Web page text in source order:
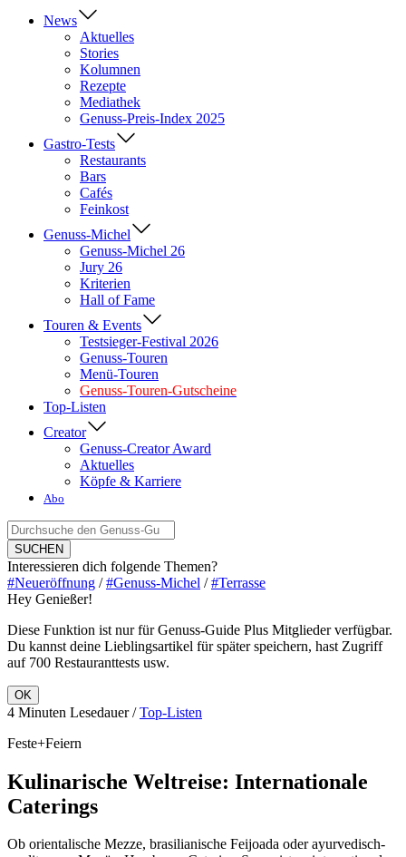
News
Aktuelles
Stories
Kolumnen
Rezepte
Mediathek
Genuss-Preis-Index 2025
Gastro-Tests
Restaurants
Bars
Cafés
Feinkost
Genuss-Michel
Genuss-Michel 26
Jury 26
Kriterien
Hall of Fame
Touren & Events
Testsieger-Festival 2026
Genuss-Touren
Menü-Touren
Genuss-Touren-Gutscheine
Top-Listen
Creator
Genuss-Creator Award
Aktuelles
Köpfe & Karriere
Abo
Suche
nach:
SUCHEN
Interessieren dich folgende Themen?
#Neueröffnung /#Genuss-Michel /#Terrasse
Hey Genießer!
Diese Funktion ist nur für Genuss-Guide Plus Mitglieder verfügbar.
Du kannst deine Lieblingsartikel für später speichern, hast Zugriff
auf 700 Restauranttests usw.
OK
4 Minuten Lesedauer /Top-Listen
Feste+Feiern
Kulinarische Weltreise: Internationale
Caterings
Ob orientalische Mezze, brasilianische Feijoada oder ayurvedisch-